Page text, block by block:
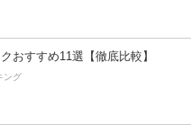
おすすめ11選【徹底比較】
ング